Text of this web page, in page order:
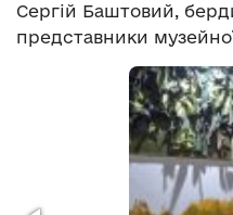
Сергій Баштовий,
представники